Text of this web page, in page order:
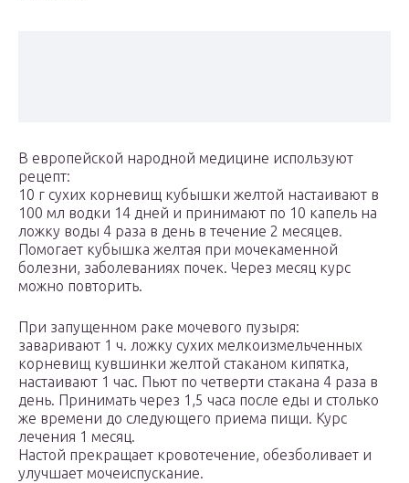
В европейской народной медицине используют
рецепт:
10 г сухих корневищ кубышки желтой настаивают в
100 мл водки 14 дней и принимают по 10 капель на
ложку воды 4 раза в день в течение 2 месяцев.
Помогает кубышка желтая при мочекаменной
болезни, заболеваниях почек. Через месяц курс
можно повторить.
При запущенном раке мочевого пузыря:
заваривают 1 ч. ложку сухих мелкоизмельченных
корневищ кувшинки желтой стаканом кипятка,
настаивают 1 час. Пьют по четверти стакана 4 раза в
день. Принимать через 1,5 часа после еды и столько
же времени до следующего приема пищи. Курс
лечения 1 месяц.
Настой прекращает кровотечение, обезболивает и
улучшает мочеиспускание.